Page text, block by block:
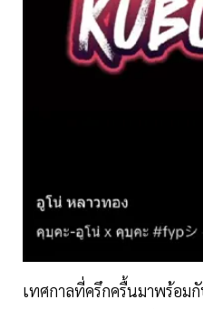
เทศกาลที่ครึกครื้นมาพร้อม